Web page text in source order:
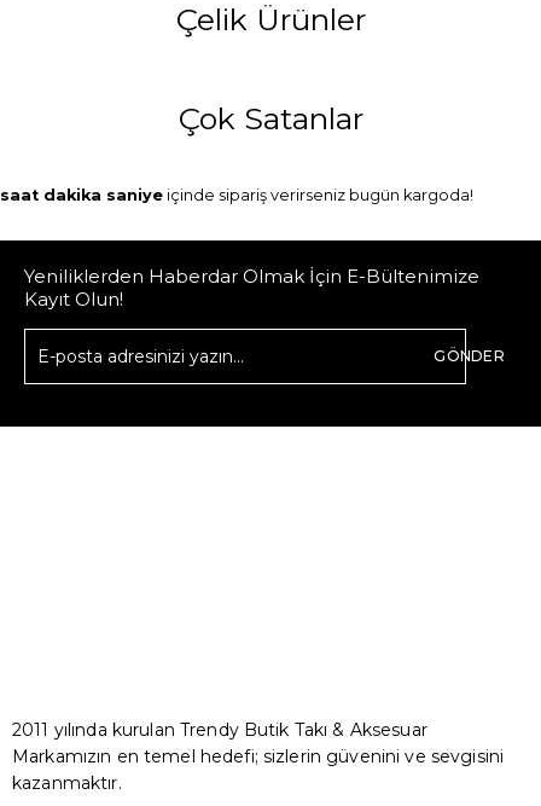
Çelik Ürünler
Çok Satanlar
saat dakika saniye içinde sipariş verirseniz bugün kargoda!
Yeniliklerden Haberdar Olmak İçin E-Bültenimize
Kayıt Olun!
GÖNDER
2011 yılında kurulan Trendy Butik Takı & Aksesuar
Markamızın en temel hedefi; sizlerin güvenini ve sevgisini
kazanmaktır.